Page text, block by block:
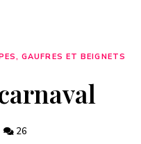
GAUFRES ET BEIGNETS
26